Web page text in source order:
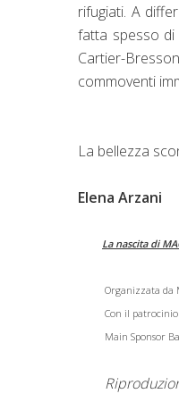
rifugiati. A
fatta spesso
Cartier-
commoventi
La bellezza
Elena Arzani
La nascita di
Organizzata da
Con il
Main Sponsor